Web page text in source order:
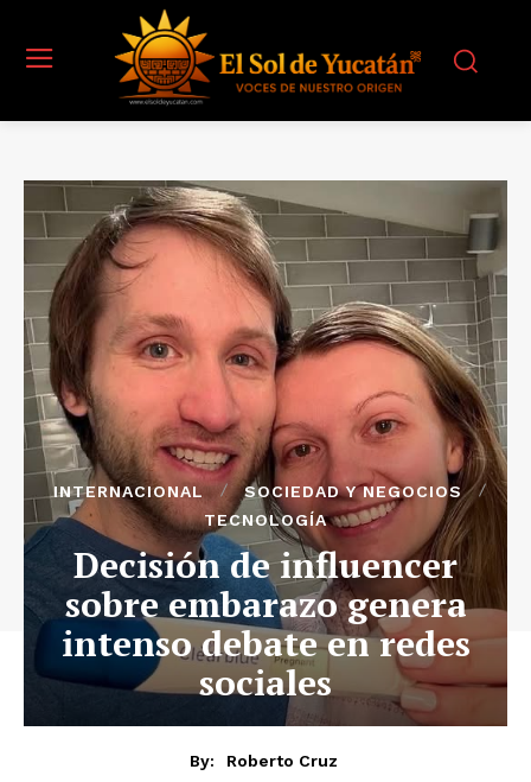
INTERNACIONAL
SOCIEDAD Y NEGOCIOS
TECNOLOGÍA
Decisión de influencer
sobre embarazo genera
intenso debate en redes
sociales
By:
Roberto Cruz